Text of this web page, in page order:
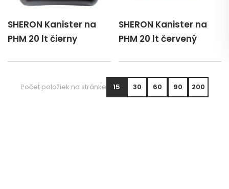
SHERON Kanister na
PHM 20 lt čierny
SHERON Kanister na
PHM 20 lt červený
Počet položiek na stránke 15 30 60 90 200